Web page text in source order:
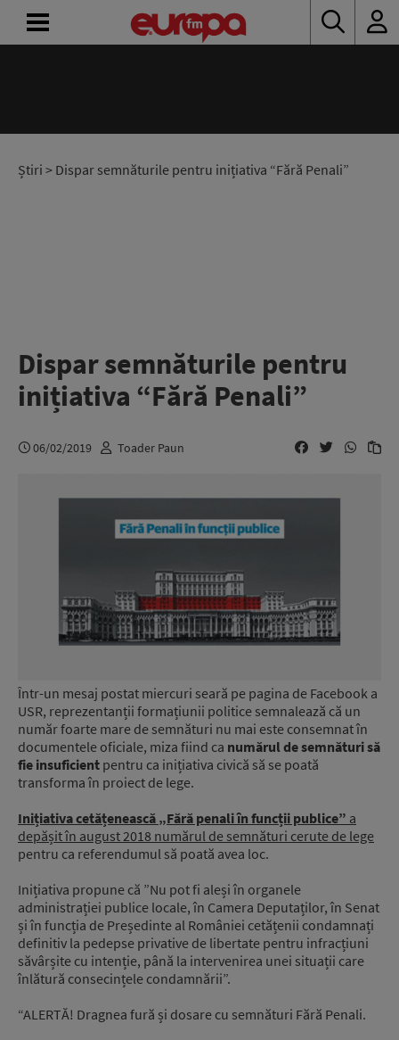
Știri > Dispar semnăturile pentru inițiativa “Fără Penali”
Dispar semnăturile pentru
inițiativa “Fără Penali”
06/02/2019 Toader Paun
Într-un mesaj postat miercuri seară pe pagina de Facebook a
USR, reprezentanții formațiunii politice semnalează că un
număr foarte mare de semnături nu mai este consemnat în
documentele oficiale, miza fiind ca numărul de semnături să
fie insuficient pentru ca inițiativa civică să se poată
transforma în proiect de lege.
Inițiativa cetățenească „Fără penali în funcții publice” a
depășit în august 2018 numărul de semnături cerute de lege
pentru ca referendumul să poată avea loc.
Inițiativa propune că ”Nu pot fi aleși în organele
administrației publice locale, în Camera Deputaților, în Senat
și în funcția de Președinte al României cetățenii condamnați
definitiv la pedepse privative de libertate pentru infracțiuni
săvârșite cu intenție, până la intervenirea unei situații care
înlătură consecințele condamnării”.
“ALERTĂ! Dragnea fură și dosare cu semnături Fără Penali.
RADIO